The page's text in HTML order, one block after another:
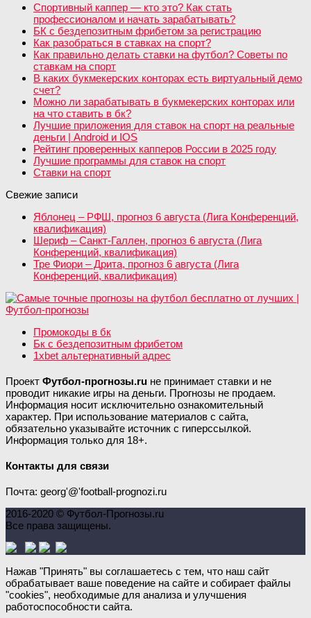
Спортивный каппер — кто это? Как стать
профессионалом и начать зарабатывать?
БК с бездепозитным фрибетом за регистрацию
Как разобраться в ставках на спорт?
Как правильно делать ставки на футбол? Советы по
ставкам на спорт
В каких букмекерских конторах есть виртуальный демо
счет?
Можно ли зарабатывать в букмекерских конторах или
на что ставить в бк?
Лучшие приложения для ставок на спорт на реальные
деньги | Android и IOS
Рейтинг проверенных капперов России в 2025 году
Лучшие программы для ставок на спорт
Ставки на спорт
Свежие записи
Яблонец – РФШ, прогноз 6 августа (Лига Конференций,
квалификация)
Шериф – Санкт-Галлен, прогноз 6 августа (Лига
Конференций, квалификация)
Тре Фиори – Дрита, прогноз 6 августа (Лига
Конференций, квалификация)
Промокоды в бк
Бк с бездепозитным фрибетом
1xbet альтернативный адрес
Проект Футбол-прогнозы.ru не принимает ставки и не
проводит никакие игры на деньги. Прогнозы не продаем.
Информация носит исключительно ознакомительный
характер. При использование материалов с сайта,
обязательно указывайте источник с гиперссылкой.
Информация только для 18+.
Контакты для связи
Почта: georg'@'football-prognozi.ru
2016-2020 © Футбол-Прогнозы.ru
Все права защищены.
Нажав "Принять" вы соглашаетесь с тем, что наш сайт
обрабатывает ваше поведение на сайте и собирает файлы
"cookies", необходимые для анализа и улучшения
работоспособности сайта.